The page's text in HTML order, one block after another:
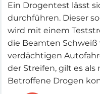
Ein Drogentest lässt
durchführen. Dieser
wird mit einem
die Beamten Schweiß
verdächtigen
der Streifen, gilt es als
Betroffene Drogen